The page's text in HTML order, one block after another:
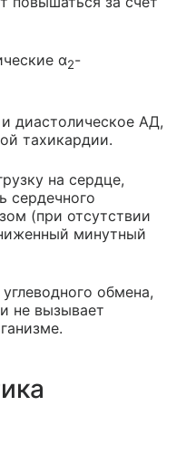
α2-
диастолическое АД,
тахикардии.
на сердце,
сердечного
(при отсутствии
минутный
обмена,
не вызывает